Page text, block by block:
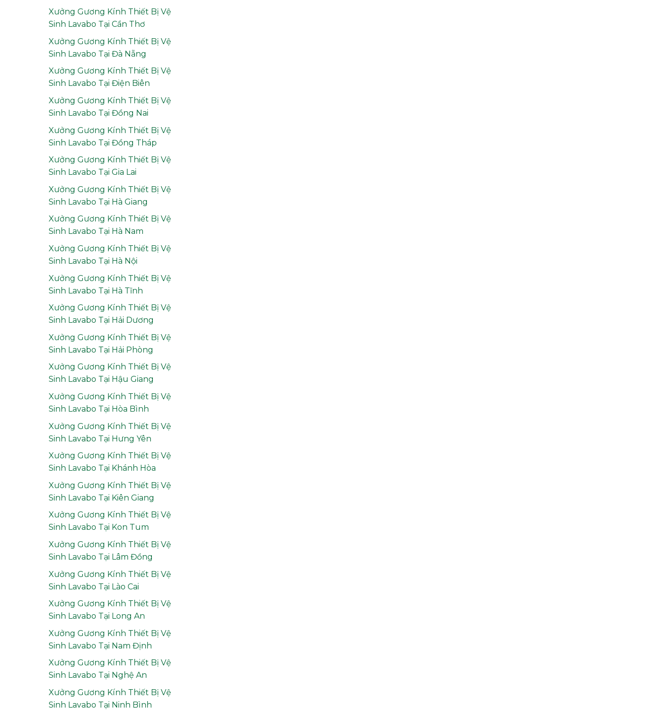
Xưởng Gương Kính Thiết Bị Vệ
Sinh Lavabo Tại Cần Thơ
Xưởng Gương Kính Thiết Bị Vệ
Sinh Lavabo Tại Đà Nẵng
Xưởng Gương Kính Thiết Bị Vệ
Sinh Lavabo Tại Điện Biên
Xưởng Gương Kính Thiết Bị Vệ
Sinh Lavabo Tại Đồng Nai
Xưởng Gương Kính Thiết Bị Vệ
Sinh Lavabo Tại Đồng Tháp
Xưởng Gương Kính Thiết Bị Vệ
Sinh Lavabo Tại Gia Lai
Xưởng Gương Kính Thiết Bị Vệ
Sinh Lavabo Tại Hà Giang
Xưởng Gương Kính Thiết Bị Vệ
Sinh Lavabo Tại Hà Nam
Xưởng Gương Kính Thiết Bị Vệ
Sinh Lavabo Tại Hà Nội
Xưởng Gương Kính Thiết Bị Vệ
Sinh Lavabo Tại Hà Tĩnh
Xưởng Gương Kính Thiết Bị Vệ
Sinh Lavabo Tại Hải Dương
Xưởng Gương Kính Thiết Bị Vệ
Sinh Lavabo Tại Hải Phòng
Xưởng Gương Kính Thiết Bị Vệ
Sinh Lavabo Tại Hậu Giang
Xưởng Gương Kính Thiết Bị Vệ
Sinh Lavabo Tại Hòa Bình
Xưởng Gương Kính Thiết Bị Vệ
Sinh Lavabo Tại Hưng Yên
Xưởng Gương Kính Thiết Bị Vệ
Sinh Lavabo Tại Khánh Hòa
Xưởng Gương Kính Thiết Bị Vệ
Sinh Lavabo Tại Kiên Giang
Xưởng Gương Kính Thiết Bị Vệ
Sinh Lavabo Tại Kon Tum
Xưởng Gương Kính Thiết Bị Vệ
Sinh Lavabo Tại Lâm Đồng
Xưởng Gương Kính Thiết Bị Vệ
Sinh Lavabo Tại Lào Cai
Xưởng Gương Kính Thiết Bị Vệ
Sinh Lavabo Tại Long An
Xưởng Gương Kính Thiết Bị Vệ
Sinh Lavabo Tại Nam Định
Xưởng Gương Kính Thiết Bị Vệ
Sinh Lavabo Tại Nghệ An
Xưởng Gương Kính Thiết Bị Vệ
Sinh Lavabo Tại Ninh Bình